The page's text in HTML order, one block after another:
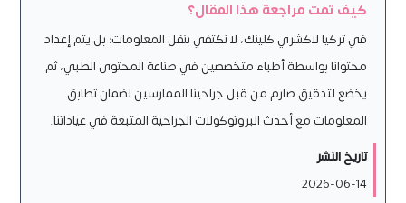
كيف تمت مراجعة هذا المقال؟
في تركيا لاكشري كلينك، لا نكتفي بنقل المعلومات؛ بل يتم إعداد
محتوانا بواسطة أطباء متخصصين في صناعة المحتوى الطبي، ثم
يخضع لتدقيق صارم من قبل جراحينا الممارسين لضمان تطابق
المعلومات مع أحدث البروتوكولات الجراحية المتبعة في عياداتنا.
تاريخ النشر
2026-06-14